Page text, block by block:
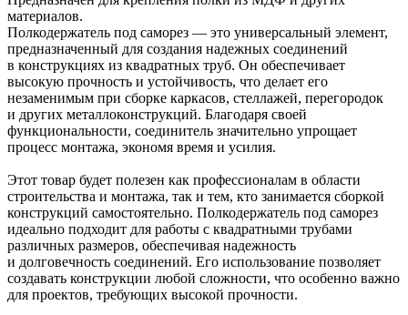
материалов.
Полкодержатель под саморез — это универсальный элемент,
предназначенный для создания надежных соединений
в конструкциях из квадратных труб. Он обеспечивает
высокую прочность и устойчивость, что делает его
незаменимым при сборке каркасов, стеллажей, перегородок
и других металлоконструкций. Благодаря своей
функциональности, соединитель значительно упрощает
процесс монтажа, экономя время и усилия.
Этот товар будет полезен как профессионалам в области
строительства и монтажа, так и тем, кто занимается сборкой
конструкций самостоятельно. Полкодержатель под саморез
идеально подходит для работы с квадратными трубами
различных размеров, обеспечивая надежность
и долговечность соединений. Его использование позволяет
создавать конструкции любой сложности, что особенно важно
для проектов, требующих высокой прочности.